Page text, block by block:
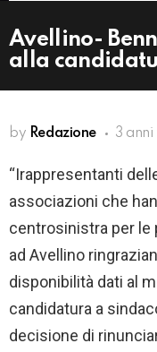
Avellino-
alla
by Redazione 3 anni
“Irappresentanti
associazioni che
centrosinistra per
ad Avellino
disponibilità dati al
candidatura a
decisione di